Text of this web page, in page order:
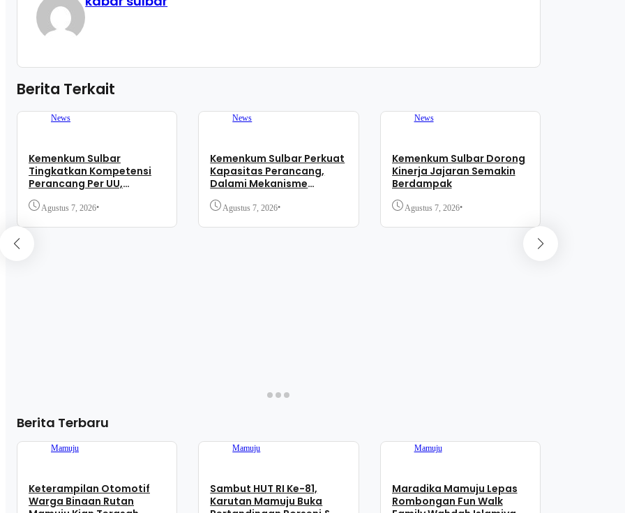
Berita Terkait
News
Kemenkum Sulbar
Tingkatkan Kompetensi
Perancang Per UU,
Berkualitas
Agustus 7, 2026•
News
Kemenkum Sulbar Perkuat
Kapasitas Perancang,
Dalami Mekanisme
Nasional
Agustus 7, 2026•
News
Kemenkum Sulbar Dorong
Kinerja Jajaran Semakin
Berdampak
Agustus 7, 2026•
Berita Terbaru
Mamuju
Keterampilan Otomotif
Warga Binaan Rutan
Mamuju
Sambut HUT RI Ke-81,
Karutan Mamuju Buka
Mamuju
Maradika Mamuju Lepas
Rombongan Fun Walk